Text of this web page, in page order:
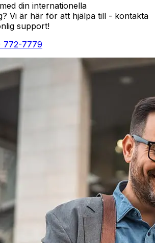
din internationella
Vi är här för att hjälpa till - kontakta
support!
772-7779